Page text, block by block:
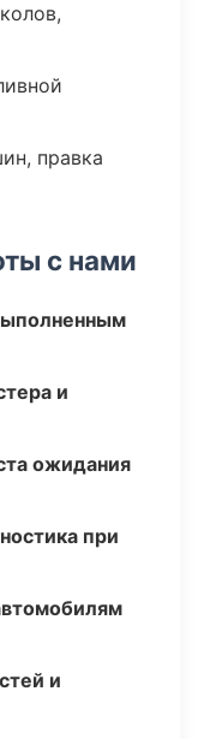
правка
с нами
и
ожидания
при
и